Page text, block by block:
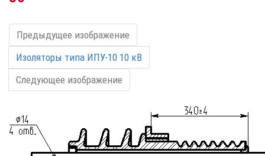
Предыдущее изображение
Изоляторы типа ИПУ-10 10 кВ
Следующее изображение